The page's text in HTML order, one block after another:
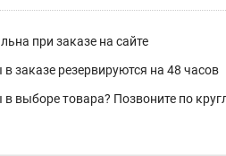
при заказе на сайте
в заказе резервируются на 48 часов
в выборе товара? Позвоните по